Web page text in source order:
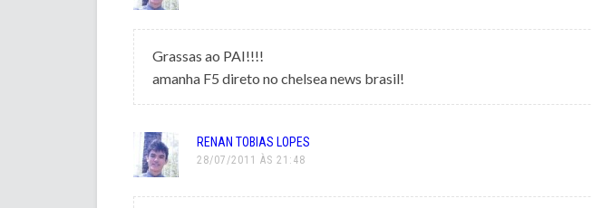
Grassas ao PAI!!!!
amanha F5 direto no chelsea news brasil!
RENAN TOBIAS LOPES
28/07/2011 ÀS 21:48